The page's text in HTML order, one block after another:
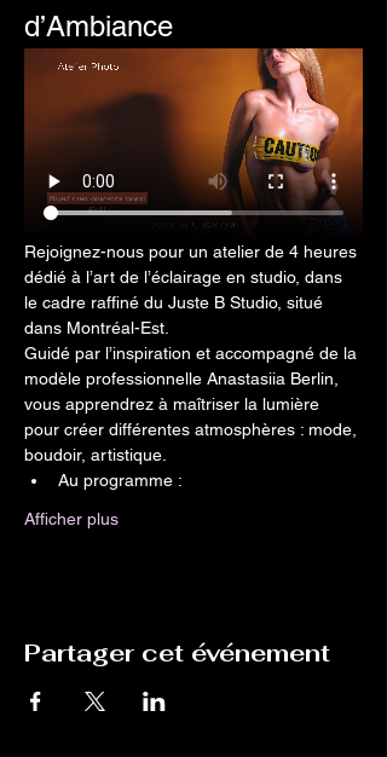
d’Ambiance
Rejoignez-nous pour un atelier de 4 heures
dédié à l’art de l’éclairage en studio, dans
le cadre raffiné du Juste B Studio, situé
dans Montréal-Est.
Guidé par l’inspiration et accompagné de la
modèle professionnelle Anastasiia Berlin,
vous apprendrez à maîtriser la lumière
pour créer différentes atmosphères : mode,
boudoir, artistique.
Au programme :
Afficher plus
Partager cet événement